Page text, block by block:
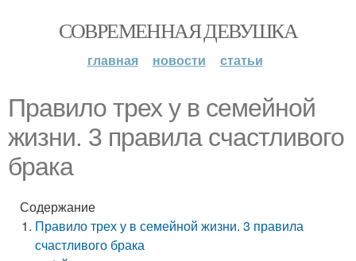
СОВРЕМЕННАЯ ДЕВУШКА
главная новости статьи
Правило трех у в семейной
жизни. 3 правила счастливого
брака
Содержание
Правило трех у в семейной жизни. 3 правила
счастливого брака